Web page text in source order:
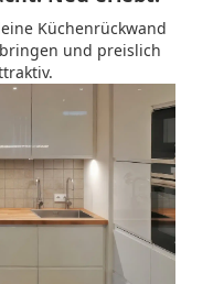
Küchenrückwand
und preislich